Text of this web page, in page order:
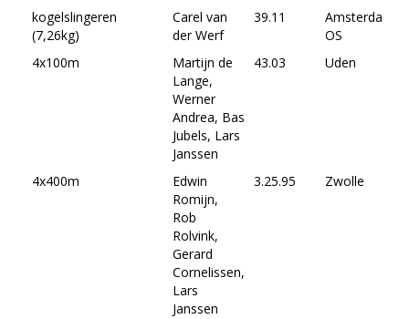
kogelslingeren
(7,26kg)
Carel van
der Werf
39.11
Amsterdam-
OS
4x100m
Martijn de
Lange,
Werner
Andrea, Bas
Jubels, Lars
Janssen
43.03 Uden
4x400m
Edwin
Romijn,
Rob
Rolvink,
Gerard
Cornelissen,
Lars
Janssen
3.25.95 Zwolle